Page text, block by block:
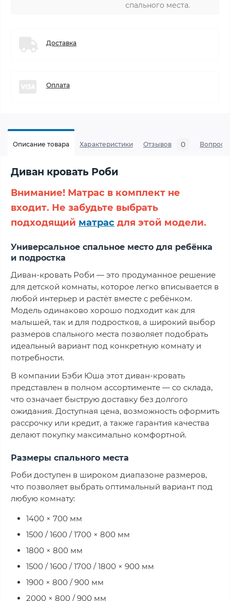
спального места.
Доставка
Оплата
Описание товара Характеристики Отзывов 0 Вопросы
Диван кровать Роби
Внимание! Матрас в комплект не
входит. Не забудьте выбрать
подходящий матрас для этой модели.
Универсальное спальное место для ребёнка
и подростка
Диван-кровать Роби — это продуманное решение
для детской комнаты, которое легко вписывается в
любой интерьер и растёт вместе с ребёнком.
Модель одинаково хорошо подходит как для
малышей, так и для подростков, а широкий выбор
размеров спального места позволяет подобрать
идеальный вариант под конкретную комнату и
потребности.
В компании Бэби Юша этот диван-кровать
представлен в полном ассортименте — со склада,
что означает быструю доставку без долгого
ожидания. Доступная цена, возможность оформить
рассрочку или кредит, а также гарантия качества
делают покупку максимально комфортной.
Размеры спального места
Роби доступен в широком диапазоне размеров,
что позволяет выбрать оптимальный вариант под
любую комнату:
1400 × 700 мм
1500 / 1600 / 1700 × 800 мм
1800 × 800 мм
1500 / 1600 / 1700 / 1800 × 900 мм
1900 × 800 / 900 мм
2000 × 800 / 900 мм